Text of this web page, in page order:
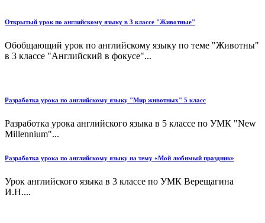
Открытый урок по английскому языку в 3 классе "Животные"
Обобщающий урок по английскому языку по теме "Животны"
в 3 классе "Английский в фокусе"...
Разработка урока по английскому языку "Мир животных" 5 класс
Разработка урока английского языка в 5 классе по УМК "New
Millennium"...
Разработка урока по английскому языку на тему «Мой любимый праздник»
Урок английского языка в 3 классе по УМК Верещагина
И.Н....